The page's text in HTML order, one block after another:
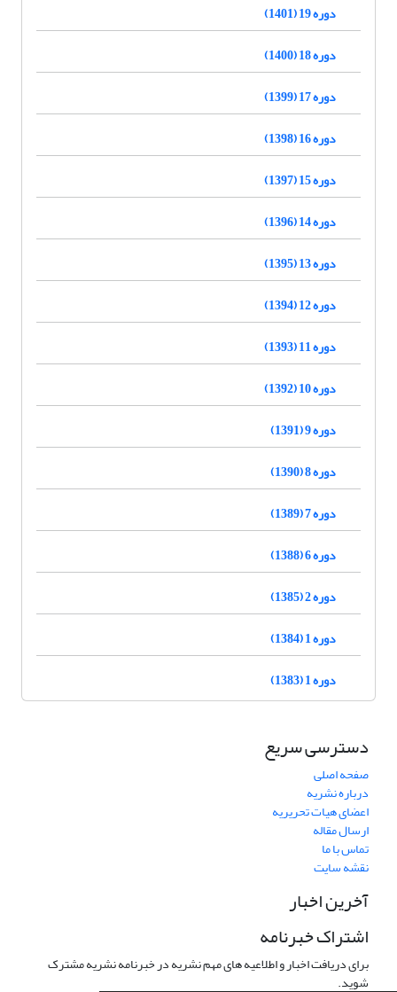
دوره 19 (1401)
دوره 18 (1400)
دوره 17 (1399)
دوره 16 (1398)
دوره 15 (1397)
دوره 14 (1396)
دوره 13 (1395)
دوره 12 (1394)
دوره 11 (1393)
دوره 10 (1392)
دوره 9 (1391)
دوره 8 (1390)
دوره 7 (1389)
دوره 6 (1388)
دوره 2 (1385)
دوره 1 (1384)
دوره 1 (1383)
دسترسی سریع
صفحه اصلی
درباره نشریه
اعضای هیات تحریریه
ارسال مقاله
تماس با ما
نقشه سایت
آخرین اخبار
اشتراک خبرنامه
برای دریافت اخبار و اطلاعیه های مهم نشریه در خبرنامه نشریه مشترک
شوید.